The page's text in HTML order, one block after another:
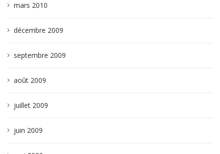
mars 2010
décembre 2009
septembre 2009
août 2009
juillet 2009
juin 2009